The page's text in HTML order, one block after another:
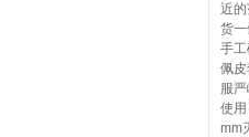
近
货
手
佩
服
使
mm